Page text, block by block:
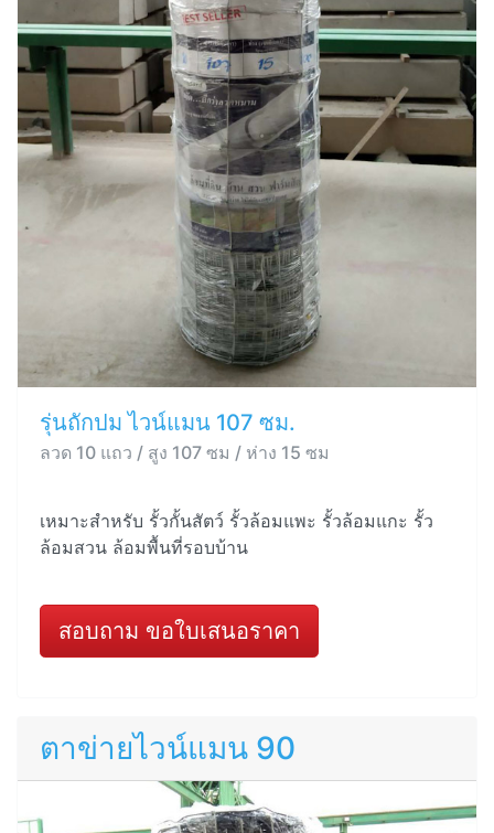
รุ่นถักปม ไวน์แมน 107 ซม.
ลวด 10 แถว / สูง 107 ซม / ห่าง 15 ซม
เหมาะสำหรับ รั้วกั้นสัตว์ รั้วล้อมแพะ รั้วล้อมแกะ รั้ว
ล้อมสวน ล้อมพื้นที่รอบบ้าน
สอบถาม ขอใบเสนอราคา
ตาข่ายไวน์แมน 90